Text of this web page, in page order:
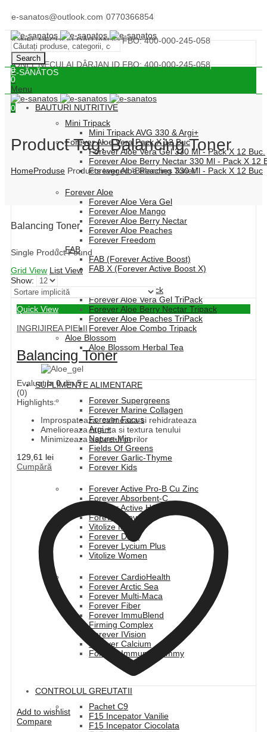
e-sanatos@outlook.com 0770366854
IONEL NECULAI DÂRJAN ID FBO: 400-000-245-058
IONEL NECULAI DÂRJAN ID FBO: 400-000-245-058
Search
0
0
Menu
0
E-SĂNĂTOS
BAUTURI NUTRITIVE
Mini Tripack
Mini Tripack AVG 330 & Argi+
Forever Aloe Vera Pack X 12 Buc
Forever Aloe Vera Gel 330 Ml - Pack X 12 Buc.
Forever Aloe Berry Nectar 330 Ml - Pack X 12
Forever Aloe Peaches 330 Ml - Pack X 12 Buc
Forever Aloe
Forever Aloe Vera Gel
Forever Aloe Mango
Forever Aloe Berry Nectar
Forever Aloe Peaches
Forever Freedom
FAB
FAB (Forever Active Boost)
FAB X (Forever Active Boost X)
Forever Aloe Vera TriPack
Forever Aloe Vera Gel TriPack
Forever Aloe Berry Nectar Tripack
Forever Aloe Peaches TriPack
Forever Aloe Combo Tripack
Aloe Blossom
Aloe Blossom Herbal Tea
SUPLIMENTE ALIMENTARE
Forever Supergreens
Forever Marine Collagen
Forever Focus
Argi +
Nature-Min
Fields Of Greens
Forever Garlic-Thyme
Forever Kids
Forever Active Pro-B Cu Zinc
Forever Absorbent-C
Forever Active HA
Forever Move
Vitolize Men
Forever Daily
Forever Lycium Plus
Vitolize Women
Forever CardioHealth
Forever Arctic Sea
Forever Multi-Maca
Forever Fiber
Forever ImmuBlend
Firming Complex
Forever IVision
Forever Calcium
Forever Immune Gummy
CONTROLUL GREUTATII
Pachet C9
F15 Incepator Vanilie
F15 Incepator Ciocolata
Product Tag: Balancing Toner
HomeProduse Products tagged “Balancing Toner”
Balancing Toner
Single Product Found
Grid View List View
Show:
Quick View
INGRIJIREA PIELII
Balancing Toner
Evaluat la 0din 5
(0)
Highlights:
Improspateaza, calmeaza si rehidrateaza
Amelioreaza nuanta si textura tenului
Minimizeaza aspectul porilor
129,61 lei
Cumpără
Add to wishlist
Compare